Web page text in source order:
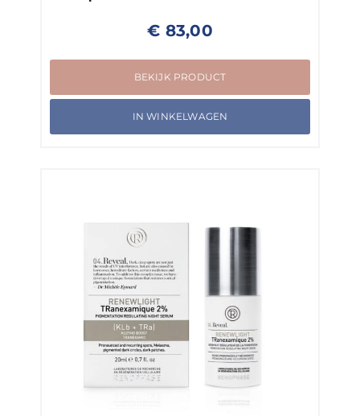
€ 83,00
BEKIJK PRODUCT
IN WINKELWAGEN